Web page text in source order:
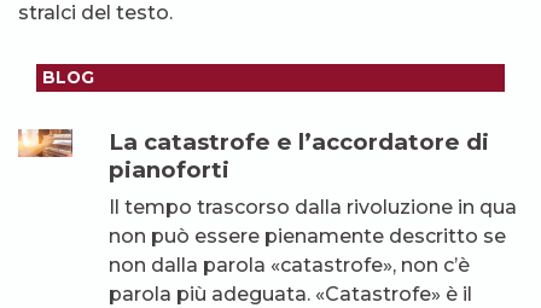
stralci del testo.
BLOG
La catastrofe e l’accordatore di
pianoforti
Il tempo trascorso dalla rivoluzione in qua
non può essere pienamente descritto se
non dalla parola «catastrofe», non c’è
parola più adeguata. «Catastrofe» è il